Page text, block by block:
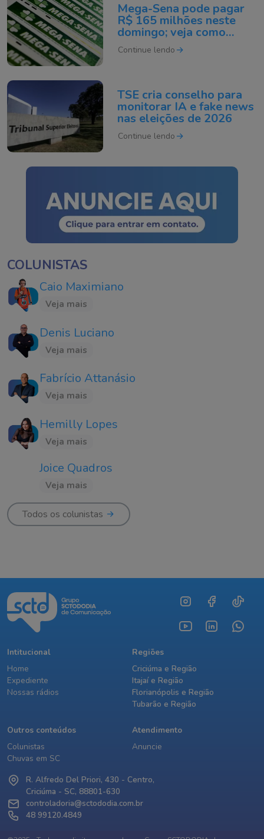
Mega-Sena pode pagar
R$ 165 milhões neste
domingo; veja como
apostar
Continue lendo
TSE cria conselho para
monitorar IA e fake news
nas eleições de 2026
Continue lendo
COLUNISTAS
Caio Maximiano
Veja mais
Denis Luciano
Veja mais
Fabrício Attanásio
Veja mais
Hemilly Lopes
Veja mais
Joice Quadros
Veja mais
Todos os colunistas
Intitucional
Home
Expediente
Nossas rádios
Regiões
Criciúma e Região
Itajaí e Região
Florianópolis e Região
Tubarão e Região
Outros conteúdos
Colunistas
Chuvas em SC
Atendimento
Anuncie
R. Alfredo Del Priori, 430 - Centro,
Criciúma - SC, 88801-630
controladoria@sctododia.com.br
48 99120.4849